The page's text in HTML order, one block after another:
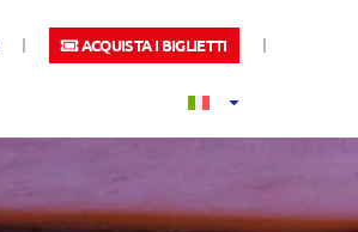
ACQUISTA I BIGLIETTI